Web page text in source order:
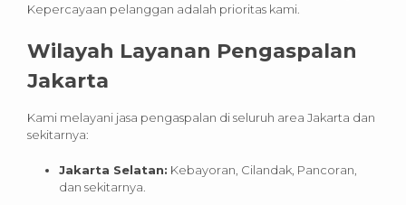
Kepercayaan pelanggan adalah prioritas kami.
Wilayah Layanan Pengaspalan
Jakarta
Kami melayani jasa pengaspalan di seluruh area Jakarta dan
sekitarnya:
Jakarta Selatan: Kebayoran, Cilandak, Pancoran,
dan sekitarnya.